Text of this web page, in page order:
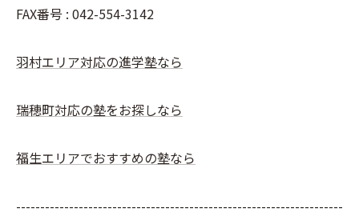
FAX番号 : 042-554-3142
羽村エリア対応の進学塾なら
瑞穂町対応の塾をお探しなら
福生エリアでおすすめの塾なら
--------------------------------------------------------------------